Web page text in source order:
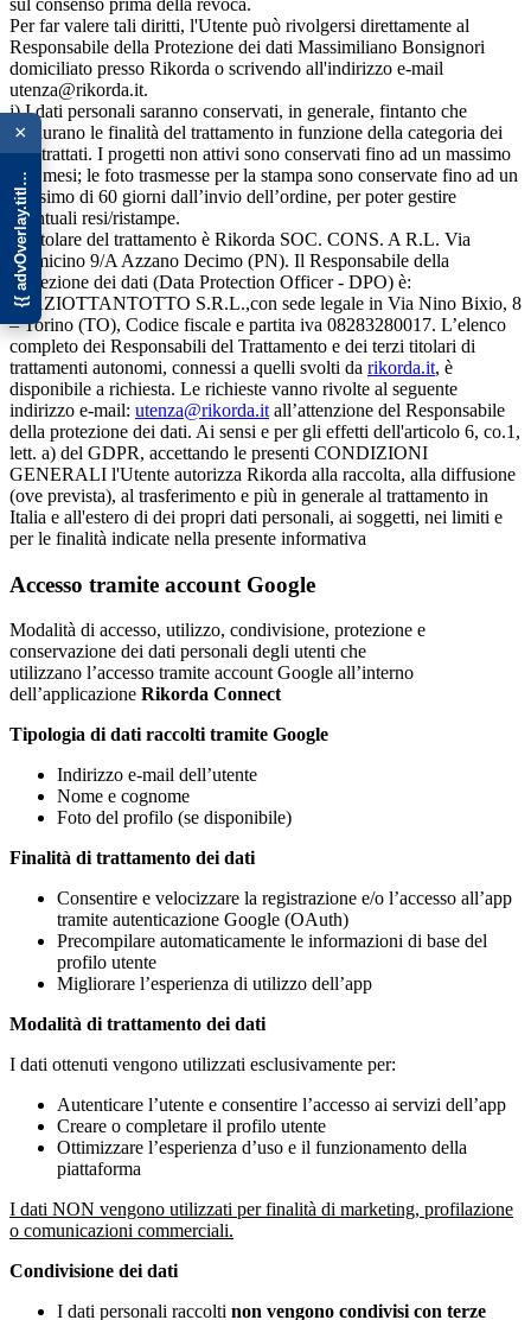
×
{{ advOverlay.title || 'Promo' }}
sul consenso prima della revoca.
Per far valere tali diritti, l'Utente può rivolgersi direttamente al
Responsabile della Protezione dei dati Massimiliano Bonsignori
domiciliato presso Rikorda o scrivendo all'indirizzo e-mail
utenza@rikorda.it.
j) I dati personali saranno conservati, in generale, fintanto che
perdurano le finalità del trattamento in funzione della categoria dei
dati trattati. I progetti non attivi sono conservati fino ad un massimo
di 6 mesi; le foto trasmesse per la stampa sono conservate fino ad un
massimo di 60 giorni dall’invio dell’ordine, per poter gestire
eventuali resi/ristampe.
k)Titolare del trattamento è Rikorda SOC. CONS. A R.L. Via
Fiumicino 9/A Azzano Decimo (PN). Il Responsabile della
Protezione dei dati (Data Protection Officer - DPO) è:
SPAZIOTTANTOTTO S.R.L.,con sede legale in Via Nino Bixio, 8
– Torino (TO), Codice fiscale e partita iva 08283280017. L’elenco
completo dei Responsabili del Trattamento e dei terzi titolari di
trattamenti autonomi, connessi a quelli svolti da rikorda.it, è
disponibile a richiesta. Le richieste vanno rivolte al seguente
indirizzo e-mail: utenza@rikorda.it all’attenzione del Responsabile
della protezione dei dati. Ai sensi e per gli effetti dell'articolo 6, co.1,
lett. a) del GDPR, accettando le presenti CONDIZIONI
GENERALI l'Utente autorizza Rikorda alla raccolta, alla diffusione
(ove prevista), al trasferimento e più in generale al trattamento in
Italia e all'estero di dei propri dati personali, ai soggetti, nei limiti e
per le finalità indicate nella presente informativa
Accesso tramite account Google
Modalità di accesso, utilizzo, condivisione, protezione e
conservazione dei dati personali degli utenti che
utilizzano l’accesso tramite account Google all’interno
dell’applicazione Rikorda Connect
Tipologia di dati raccolti tramite Google
Indirizzo e-mail dell’utente
Nome e cognome
Foto del profilo (se disponibile)
Finalità di trattamento dei dati
Consentire e velocizzare la registrazione e/o l’accesso all’app
tramite autenticazione Google (OAuth)
Precompilare automaticamente le informazioni di base del
profilo utente
Migliorare l’esperienza di utilizzo dell’app
Modalità di trattamento dei dati
I dati ottenuti vengono utilizzati esclusivamente per:
Autenticare l’utente e consentire l’accesso ai servizi dell’app
Creare o completare il profilo utente
Ottimizzare l’esperienza d’uso e il funzionamento della
piattaforma
I dati NON vengono utilizzati per finalità di marketing, profilazione
o comunicazioni commerciali.
Condivisione dei dati
I dati personali raccolti non vengono condivisi con terze